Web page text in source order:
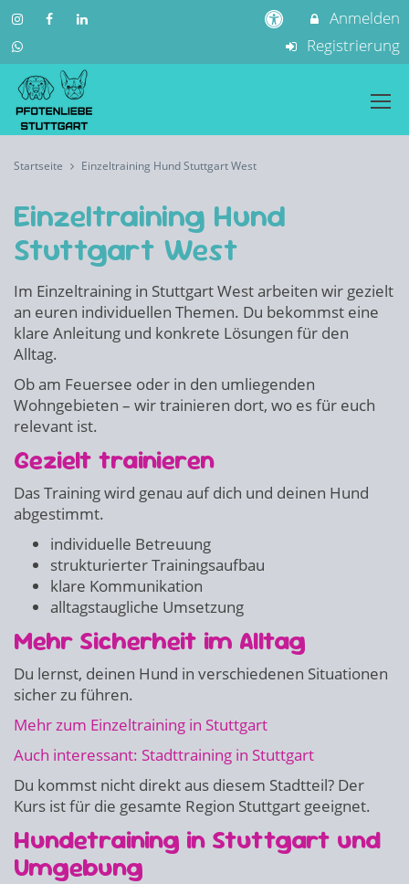
Anmelden
Registrierung
Startseite Einzeltraining Hund Stuttgart West
Einzeltraining Hund
Stuttgart West
Im Einzeltraining in Stuttgart West arbeiten wir gezielt
an euren individuellen Themen. Du bekommst eine
klare Anleitung und konkrete Lösungen für den
Alltag.
Ob am Feuersee oder in den umliegenden
Wohngebieten – wir trainieren dort, wo es für euch
relevant ist.
Gezielt trainieren
Das Training wird genau auf dich und deinen Hund
abgestimmt.
individuelle Betreuung
strukturierter Trainingsaufbau
klare Kommunikation
alltagstaugliche Umsetzung
Mehr Sicherheit im Alltag
Du lernst, deinen Hund in verschiedenen Situationen
sicher zu führen.
Mehr zum Einzeltraining in Stuttgart
Auch interessant: Stadttraining in Stuttgart
Du kommst nicht direkt aus diesem Stadtteil? Der
Kurs ist für die gesamte Region Stuttgart geeignet.
Hundetraining in Stuttgart und
Umgebung